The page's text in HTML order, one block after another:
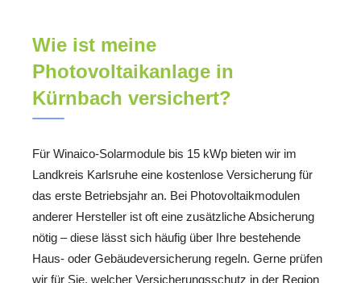
Wie ist meine
Photovoltaikanlage in
Kürnbach versichert?
Für Winaico-Solarmodule bis 15 kWp bieten wir im
Landkreis Karlsruhe eine kostenlose Versicherung für
das erste Betriebsjahr an. Bei Photovoltaikmodulen
anderer Hersteller ist oft eine zusätzliche Absicherung
nötig – diese lässt sich häufig über Ihre bestehende
Haus- oder Gebäudeversicherung regeln. Gerne prüfen
wir für Sie, welcher Versicherungsschutz in der Region